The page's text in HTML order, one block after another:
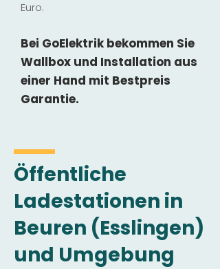
Euro.
Bei GoElektrik bekommen Sie
Wallbox und Installation aus
einer Hand mit Bestpreis
Garantie.
Öffentliche
Ladestationen in
Beuren (Esslingen)
und Umgebung